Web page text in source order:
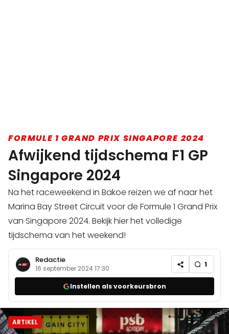
FORMULE 1 GRAND PRIX SINGAPORE 2024
Afwijkend tijdschema F1 GP
Singapore 2024
Na het raceweekend in Bakoe reizen we af naar het
Marina Bay Street Circuit voor de Formule 1 Grand Prix
van Singapore 2024. Bekijk hier het volledige
tijdschema van het weekend!
Redactie
16 september 2024 17:30 1
Instellen als voorkeursbron
ARTIKEL